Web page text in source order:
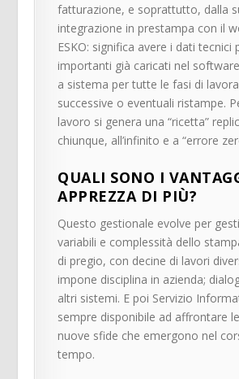
fatturazione, e soprattutto, dalla
integrazione in prestampa con il
ESKO: significa avere i dati tecnici
importanti già caricati nel
a sistema per tutte le fasi di
successive o eventuali ristampe.
lavoro si genera una “ricetta”
chiunque, all’infinito e a “errore
QUALI SONO I
APPREZZA DI PIÙ?
Questo gestionale evolve per
variabili e complessità dello
di pregio, con decine di lavori
impone disciplina in azienda;
altri sistemi. E poi Servizio
sempre disponibile ad affrontare
nuove sfide che emergono nel
tempo.